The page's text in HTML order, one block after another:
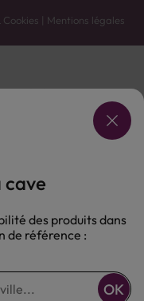
| Mentions légales
pour plus de renseignements.
CONSOMMER AVEC MODÉRATION.
cave
des produits dans
de référence :
OK